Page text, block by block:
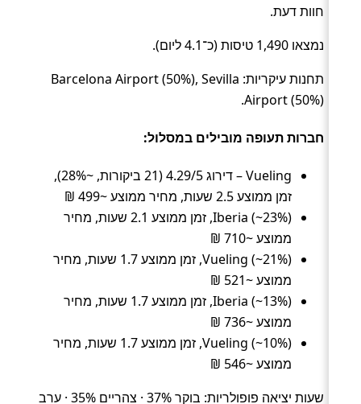
חוות דעת.
נמצאו 1,490 טיסות (כ־4.1 ליום).
תחנות עיקריות: Barcelona Airport (50%), Sevilla
Airport (50%).
חברות תעופה מובילים במסלול:
Vueling – דירוג 4.29/5 (21 ביקורות, ~28%),
זמן ממוצע 2.5 שעות, מחיר ממוצע ~499 ₪
Iberia (~23%), זמן ממוצע 2.1 שעות, מחיר
ממוצע ~710 ₪
Vueling (~21%), זמן ממוצע 1.7 שעות, מחיר
ממוצע ~521 ₪
Iberia (~13%), זמן ממוצע 1.7 שעות, מחיר
ממוצע ~736 ₪
Vueling (~10%), זמן ממוצע 1.7 שעות, מחיר
ממוצע ~546 ₪
שעות יציאה פופולריות: בוקר 37% · צהריים 35% · ערב